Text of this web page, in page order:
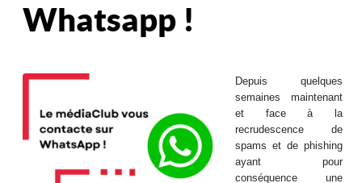
Whatsapp !
Depuis quelques
semaines maintenant
et face à la
recrudescence de
spams et de phishing
ayant pour
conséquence une